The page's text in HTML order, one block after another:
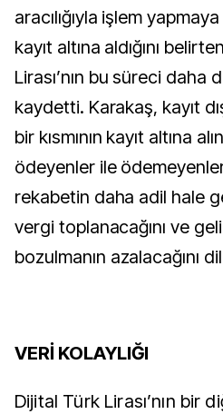
aracılığıyla işlem
kayıt altına aldığını
Lirası’nın bu süreci daha
kaydetti. Karakaş, kayıt
bir kısmının kayıt altına
ödeyenler ile
rekabetin daha adil hale
vergi toplanacağını ve
bozulmanın azalacağını
VERİ KOLAYLIĞI
Dijital Türk Lirası’nın bir